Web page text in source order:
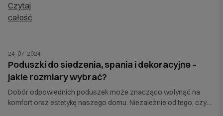
poduszki idealnej to nie lada wyzwanie! To nie tylko kwestia
komfortu, ale i zdrowia oraz bezpośredni wpływ na jakość snu. W
czytaj
całość
24-07-2024
Poduszki do siedzenia, spania i dekoracyjne –
jakie rozmiary wybrać?
Dobór odpowiednich poduszek może znacząco wpłynąć na
komfort oraz estetykę naszego domu. Niezależnie od tego, czy